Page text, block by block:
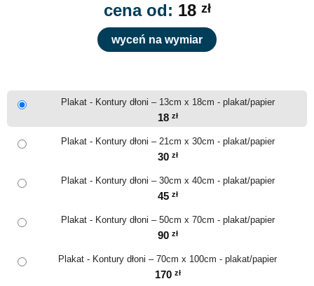
cena od: 18 zł
wyceń na wymiar
Plakat - Kontury dłoni – 13cm x 18cm - plakat/papier
18 zł
Plakat - Kontury dłoni – 21cm x 30cm - plakat/papier
30 zł
Plakat - Kontury dłoni – 30cm x 40cm - plakat/papier
45 zł
Plakat - Kontury dłoni – 50cm x 70cm - plakat/papier
90 zł
Plakat - Kontury dłoni – 70cm x 100cm - plakat/papier
170 zł